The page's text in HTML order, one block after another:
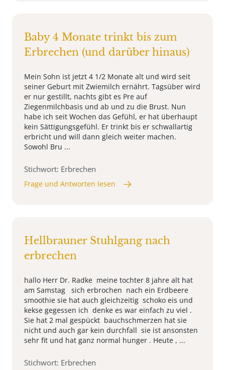
Baby 4 Monate trinkt bis zum
Erbrechen (und darüber hinaus)
Mein Sohn ist jetzt 4 1/2 Monate alt und wird seit
seiner Geburt mit Zwiemilch ernährt. Tagsüber wird
er nur gestillt, nachts gibt es Pre auf
Ziegenmilchbasis und ab und zu die Brust. Nun
habe ich seit Wochen das Gefühl, er hat überhaupt
kein Sättigungsgefühl. Er trinkt bis er schwallartig
erbricht und will dann gleich weiter machen.
Sowohl Bru ...
Stichwort: Erbrechen
Frage und Antworten lesen
Hellbrauner Stuhlgang nach
erbrechen
hallo Herr Dr. Radke meine tochter 8 jahre alt hat
am Samstag sich erbrochen nach ein Erdbeere
smoothie sie hat auch gleichzeitig schoko eis und
kekse gegessen ich denke es war einfach zu viel .
Sie hat 2 mal gespückt bauchschmerzen hat sie
nicht und auch gar kein durchfall sie ist ansonsten
sehr fit und hat ganz normal hunger . Heute , ...
Stichwort: Erbrechen